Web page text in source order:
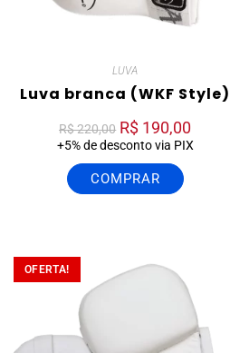
LUVA
Luva branca (WKF Style)
R$220,00 R$ 190,00
+5% de desconto via PIX
COMPRAR
OFERTA!